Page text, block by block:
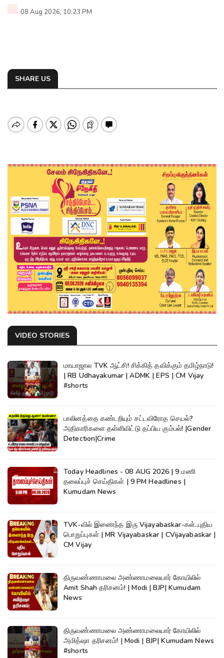
08 Aug 2026, 10:23 PM
SHARE US
VIDEO STORIES
மாயாஜால TVK ஆட்சி! சிக்கித் தவிக்கும் தமிழ்நாடு!
| RB Udhayakumar | ADMK | EPS | CM Vijay
#shorts
பாலினத்தை கண்டறியும் சட்டவிரோத செயல்?
அதிகாரிகளை தள்ளிவிட்டு தப்பிய கும்பல்! |Gender
Detection|Crime
Today Headlines - 08 AUG 2026 | 9 மணி
தலைப்புச் செய்திகள் | 9 PM Headlines |
Kumudam News
TVK-வில் இணைந்த இரு Vijayabaskar-கள்..புதிய
பொறுப்புகள் | MR Vijayabaskar | CVijayabaskar |
CM Vijay
திருவண்ணாமலை அண்ணாமலையார் கோயிலில்
Amit Shah தரிசனம்! | Modi | BJP| Kumudam
News
திருவண்ணாமலை அண்ணாமலையார் கோயிலில்
அமித்ஷா தரிசனம்! | Modi | BJP| Kumudam News
#shorts